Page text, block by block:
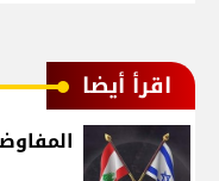
اقرأ أيضا